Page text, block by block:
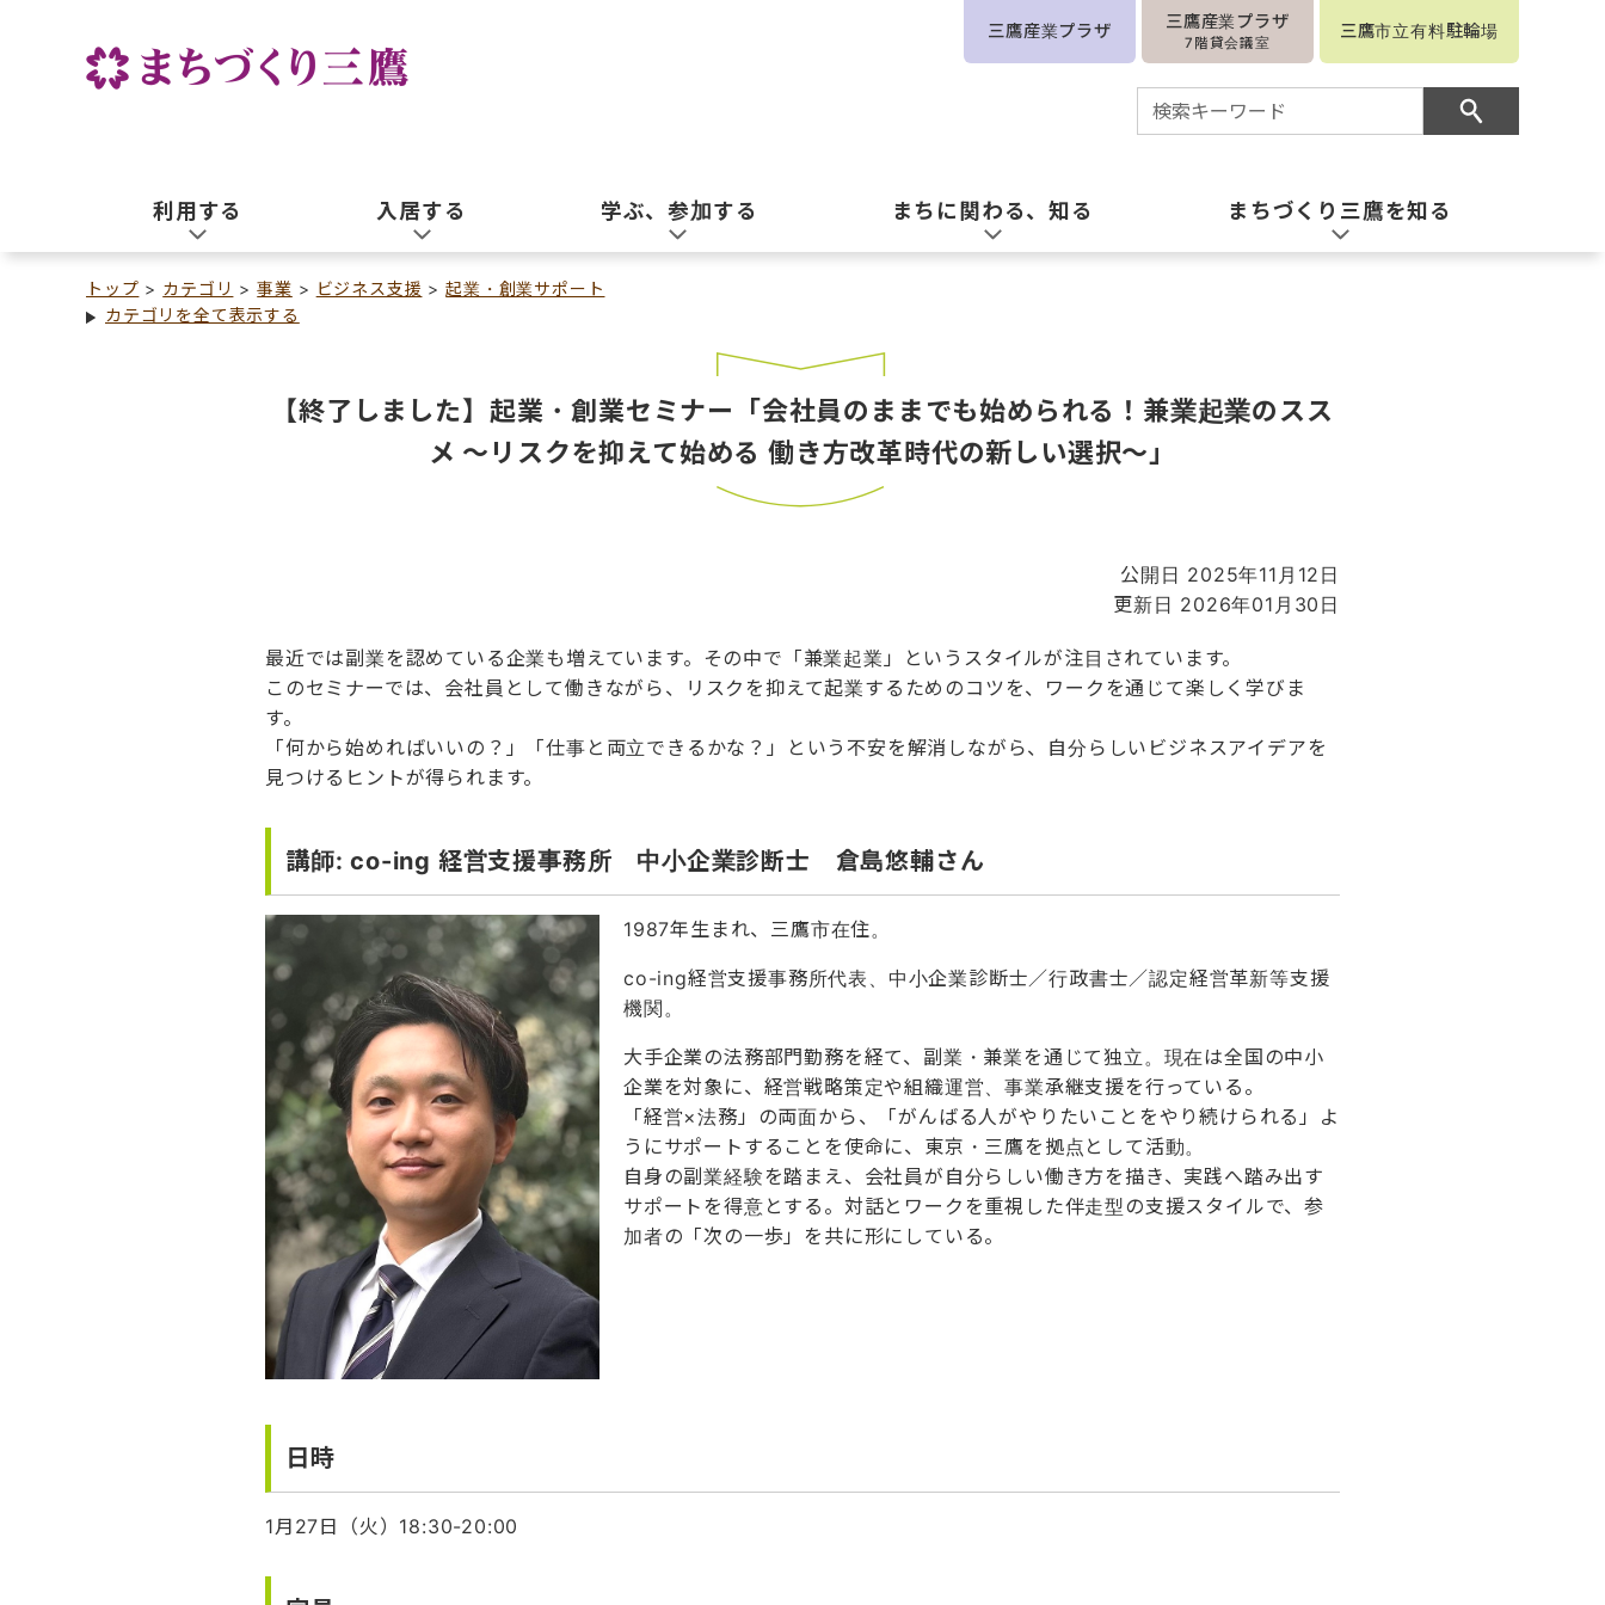
三鷹産業プラザ 三鷹産業プラザ
7階貸会議室
三鷹市立有料駐輪場
利用する 入居する 学ぶ、参加する まちに関わる、知る まちづくり三鷹を知る
トップ カテゴリ 事業 ビジネス支援
起業・創業サポート
カテゴリを全て表示する
【終了しました】起業・創業セミナー「会社員のままでも始められる！兼業起業のスス
メ ～リスクを抑えて始める 働き方改革時代の新しい選択～」
公開日 2025年11月12日
更新日 2026年01月30日
最近では副業を認めている企業も増えています。その中で「兼業起業」というスタイルが注目されています。
このセミナーでは、会社員として働きながら、リスクを抑えて起業するためのコツを、ワークを通じて楽しく学びま
す。
「何から始めればいいの？」「仕事と両立できるかな？」という不安を解消しながら、自分らしいビジネスアイデアを
見つけるヒントが得られます。
講師: co-ing 経営支援事務所 中小企業診断士 倉島悠輔さん
1987年生まれ、三鷹市在住。
co-ing経営支援事務所代表、中小企業診断士／行政書士／認定経営革新等支援
機関。
大手企業の法務部門勤務を経て、副業・兼業を通じて独立。現在は全国の中小
企業を対象に、経営戦略策定や組織運営、事業承継支援を行っている。
「経営×法務」の両面から、「がんばる人がやりたいことをやり続けられる」よ
うにサポートすることを使命に、東京・三鷹を拠点として活動。
自身の副業経験を踏まえ、会社員が自分らしい働き方を描き、実践へ踏み出す
サポートを得意とする。対話とワークを重視した伴走型の支援スタイルで、参
加者の「次の一歩」を共に形にしている。
日時
1月27日（火）18:30-20:00